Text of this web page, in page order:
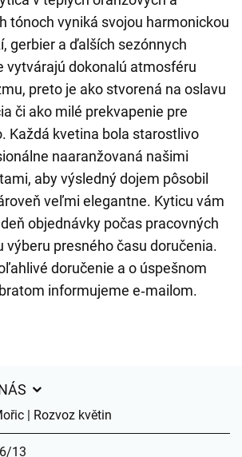
tónoch vyniká svojou harmonickou
gerbier a ďalších sezónnych
vytvárajú dokonalú atmosféru
preto je ako stvorená na oslavu
či ako milé prekvapenie pre
Každá kvetina bola starostlivo
naaranžovaná našimi
aby výsledný dojem pôsobil
veľmi elegantne. Kyticu vám
objednávky počas pracovných
výberu presného času doručenia.
doručenie a o úspešnom
informujeme e‑mailom.
| Rozvoz květin
13